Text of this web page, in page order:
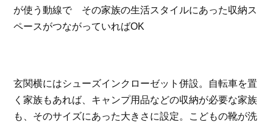
が使う動線で その家族の生活スタイルにあった収納ス
ペースがつながっていればOK
玄関横にはシューズインクローゼット併設。自転車を置
く家族もあれば、キャンプ用品などの収納が必要な家族
も、そのサイズにあった大きさに設定。こどもの靴が洗